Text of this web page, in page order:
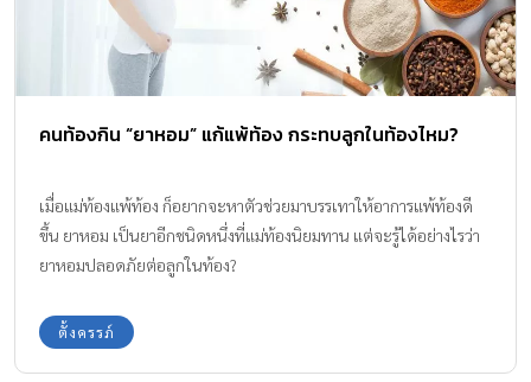
คนท้องกิน “ยาหอม” แก้แพ้ท้อง กระทบลูกในท้องไหม?
เมื่อแม่ท้องแพ้ท้อง ก็อยากจะหาตัวช่วยมาบรรเทาให้อาการแพ้ท้องดี
ขึ้น ยาหอม เป็นยาอีกชนิดหนึ่งที่แม่ท้องนิยมทาน แต่จะรู้ได้อย่างไรว่า
ยาหอมปลอดภัยต่อลูกในท้อง?
ตั้งครรภ์